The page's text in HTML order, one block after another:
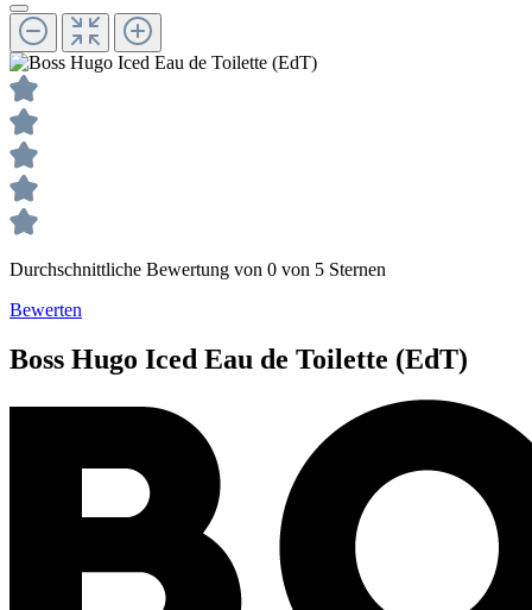
Durchschnittliche Bewertung von 0 von 5 Sternen
Bewerten
Boss Hugo Iced Eau de Toilette (EdT)